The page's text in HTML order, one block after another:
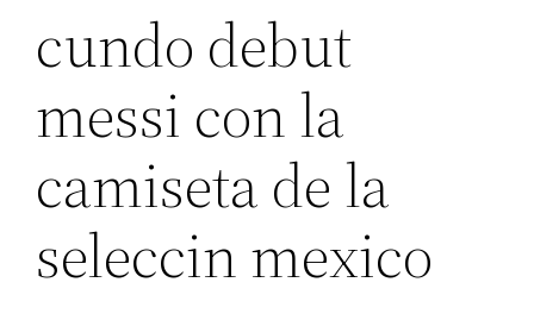
cundo debut
messi con la
camiseta de la
seleccin mexico